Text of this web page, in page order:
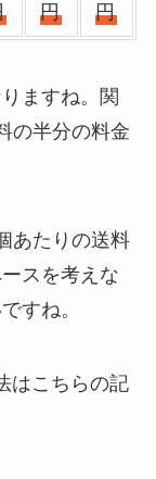
円
円
ますね。関
の半分の料金
あたりの送料
スを考えな
すね。
はこちらの記